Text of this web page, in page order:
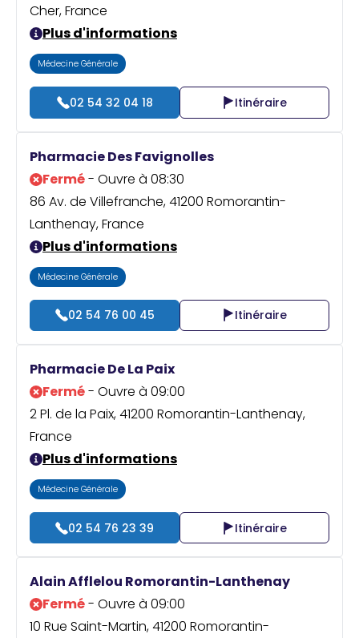
Cher, France
Plus d'informations
Médecine Générale
02 54 32 04 18 Itinéraire
Pharmacie Des Favignolles
Fermé- Ouvre à 08:30
86 Av. de Villefranche, 41200 Romorantin-
Lanthenay, France
Plus d'informations
Médecine Générale
02 54 76 00 45 Itinéraire
Pharmacie De La Paix
Fermé- Ouvre à 09:00
2 Pl. de la Paix, 41200 Romorantin-Lanthenay,
France
Plus d'informations
Médecine Générale
02 54 76 23 39 Itinéraire
Alain Afflelou Romorantin-Lanthenay
Fermé- Ouvre à 09:00
10 Rue Saint-Martin, 41200 Romorantin-